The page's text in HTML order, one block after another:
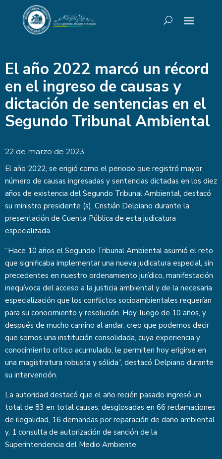
El año 2022 marcó un récord
en el ingreso de causas y
dictación de sentencias en el
Segundo Tribunal Ambiental
22 de marzo de 2023
El año 2022, se erigió como el periodo que registró mayor
número de causas ingresadas y sentencias dictadas en los diez
años de existencia del Segundo Tribunal Ambiental, destacó
su ministro presidente (s), Cristián Delpiano durante la
presentación de Cuenta Pública de esta judicatura
especializada.
“Hace 10 años el Segundo Tribunal Ambiental asumió el reto
que significaba implementar una nueva judicatura especial, sin
precedentes en nuestro ordenamiento jurídico, manifestación
inequívoca del acceso a la justicia ambiental y de la necesaria
especialización que los conflictos socioambientales requerían
para su conocimiento y resolución. Hoy, luego de 10 años, y
después de mucho camino al andar, creo que podemos decir
que somos una institución consolidada, cuya experiencia y
conocimiento crítico acumulado, le permiten hoy erigirse en
una magistratura robusta y sólida”, destacó Delpiano durante
su intervención.
La autoridad destacó que el año recién pasado ingresó un
total de 83 en total causas, desglosadas en 66 reclamaciones
de ilegalidad, 16 demandas por reparación de daño ambiental
y, 1 consulta de autorización de sanción de la
Superintendencia del Medio Ambiente.